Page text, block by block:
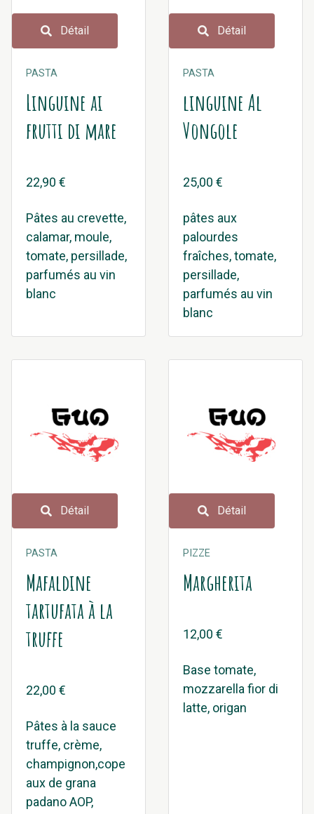
Détail
PASTA
Linguine ai
frutti di mare
22,90 €
Pâtes au crevette,
calamar, moule,
tomate, persillade,
parfumés au vin
blanc
Détail
PASTA
linguine Al
Vongole
25,00 €
pâtes aux
palourdes
fraîches, tomate,
persillade,
parfumés au vin
blanc
Détail
PASTA
Mafaldine
tartufata à la
truffe
22,00 €
Pâtes à la sauce
truffe, crème,
champignon,cope
aux de grana
padano AOP,
Détail
PIZZE
Margherita
12,00 €
Base tomate,
mozzarella fior di
latte, origan